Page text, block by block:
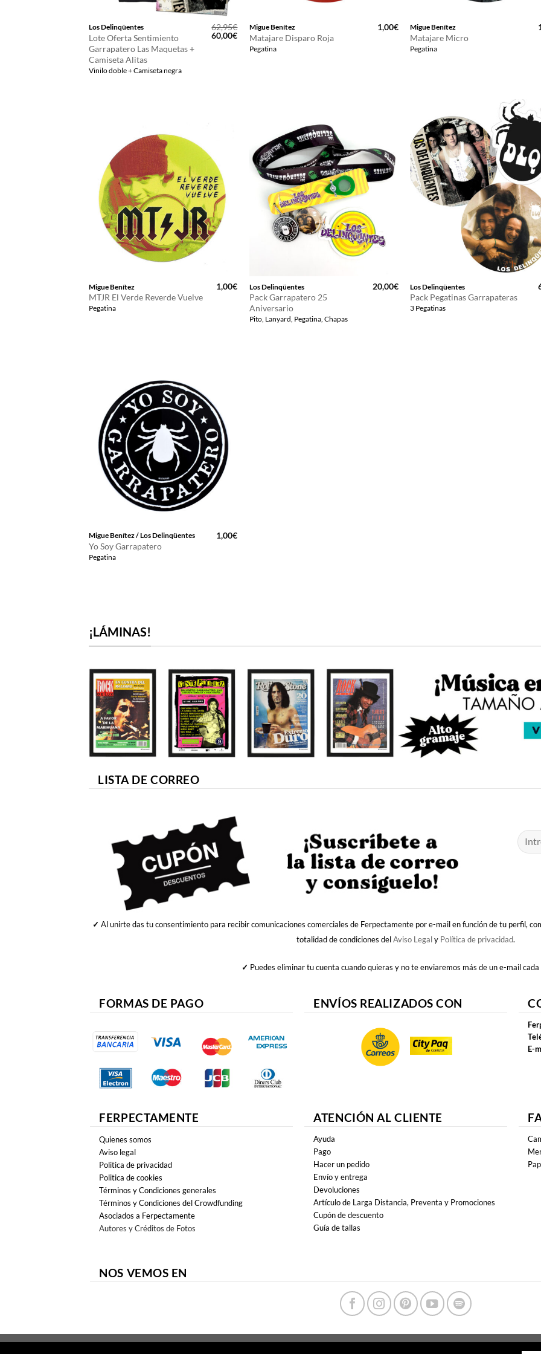
Los Delinqüentes
Lote Oferta Sentimiento
Garrapatero Las Maquetas +
Camiseta Alitas
Vinilo doble + Camiseta negra
62,95€
El
precio
60,00€El
precio
actual
Migue Benítez
Matajare Disparo Roja
Pegatina
1,00€ Migue Benítez
Matajare Micro
Pegatina
Migue Benítez
MTJR El Verde Reverde Vuelve
Pegatina
1,00€ Los Delinqüentes
Pack Garrapatero 25
Aniversario
Pito, Lanyard, Pegatina, Chapas
20,00€ Los Delinqüentes
Pack Pegatinas Garrapateras
3 Pegatinas
Migue Benítez / Los Delinqüentes
Yo Soy Garrapatero
Pegatina
1,00€
¡LÁMINAS!
LISTA DE CORREO
✓ Al unirte das tu consentimiento para recibir comunicaciones comerciales de Ferpectamente por e-mail en función de tu perfil,
totalidad de condiciones delAviso Legaly Política de privacidad.
✓ Puedes eliminar tu cuenta cuando quieras y no te enviaremos más de un e-mail cada
FORMAS DE PAGO ENVÍOS REALIZADOS CON
E-
FERPECTAMENTE
Quienes somos
Aviso legal
Politica de privacidad
Politica de cookies
Términos y Condiciones generales
Términos y Condiciones del Crowdfunding
Asociados a Ferpectamente
Autores y Créditos de Fotos
ATENCIÓN AL CLIENTE
Ayuda
Pago
Hacer un pedido
Envío y entrega
Devoluciones
Artículo de Larga Distancia, Preventa y Promociones
Cupón de descuento
Guía de tallas
NOS VEMOS EN